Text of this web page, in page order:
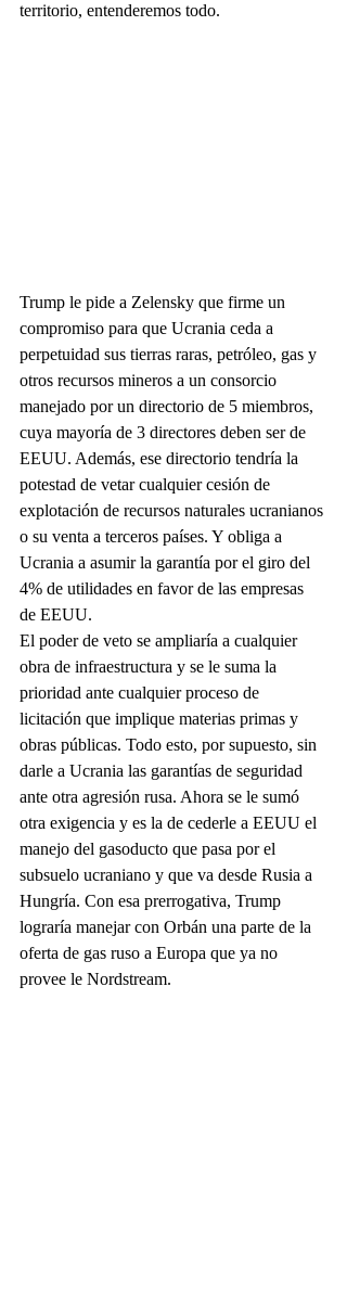
territorio, entenderemos todo.
Trump le pide a Zelensky que firme un
compromiso para que Ucrania ceda a
perpetuidad sus tierras raras, petróleo, gas y
otros recursos mineros a un consorcio
manejado por un directorio de 5 miembros,
cuya mayoría de 3 directores deben ser de
EEUU. Además, ese directorio tendría la
potestad de vetar cualquier cesión de
explotación de recursos naturales ucranianos
o su venta a terceros países. Y obliga a
Ucrania a asumir la garantía por el giro del
4% de utilidades en favor de las empresas
de EEUU.
El poder de veto se ampliaría a cualquier
obra de infraestructura y se le suma la
prioridad ante cualquier proceso de
licitación que implique materias primas y
obras públicas. Todo esto, por supuesto, sin
darle a Ucrania las garantías de seguridad
ante otra agresión rusa. Ahora se le sumó
otra exigencia y es la de cederle a EEUU el
manejo del gasoducto que pasa por el
subsuelo ucraniano y que va desde Rusia a
Hungría. Con esa prerrogativa, Trump
lograría manejar con Orbán una parte de la
oferta de gas ruso a Europa que ya no
provee le Nordstream.